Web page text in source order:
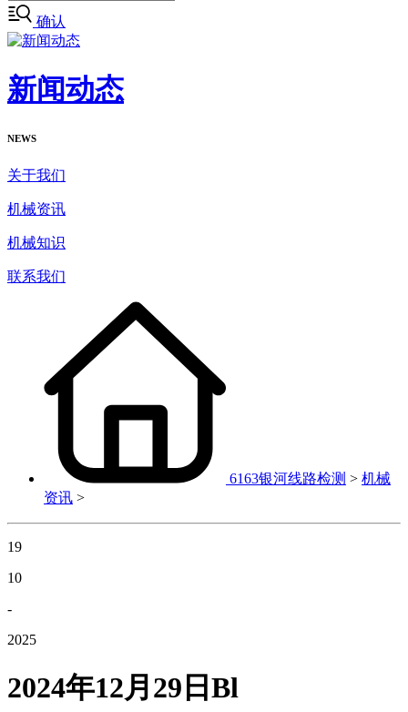
确认
新闻动态
NEWS
关于我们
机械资讯
机械知识
联系我们
6163银河线路检测 > 机械
资讯 >
19
10
-
2025
2024年12月29日Bl